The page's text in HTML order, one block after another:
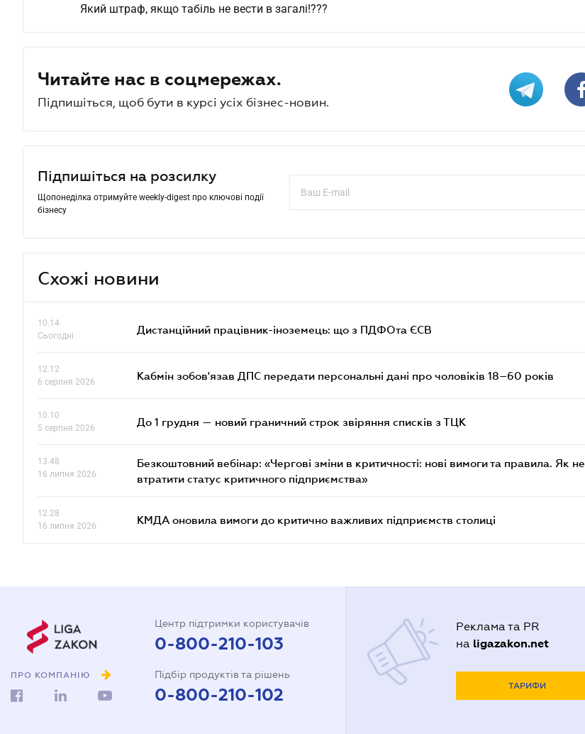
Який штраф, якщо табіль не вести в загалі!???
Читайте нас в соцмережах.
Підпишіться, щоб бути в курсі усіх бізнес-новин.
Підпишіться на розсилку
Щопонеділка отримуйте weekly-digest про ключові події
бізнесу
Схожі новини
10.14
Сьогодні
Дистанційний працівник-іноземець: що з ПДФОта ЄСВ
12.12
6 серпня 2026
Кабмін зобов'язав ДПС передати персональні дані про чоловіків 18–60 років
10.10
5 серпня 2026
До 1 грудня — новий граничний строк звіряння списків з ТЦК
13.48
16 липня 2026
Безкоштовний вебінар: «Чергові зміни в критичності: нові вимоги та правила. Як не
втратити статус критичного підприємства»
12.28
16 липня 2026
КМДА оновила вимоги до критично важливих підприємств столиці
ПРО КОМПАНІЮ
Центр підтримки користувачів
0-800-210-103
Підбір продуктів та рішень
0-800-210-102
Реклама та PR
на ligazakon.net
ТАРИФИ